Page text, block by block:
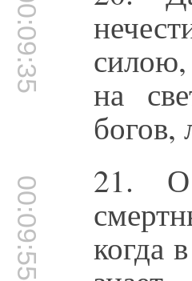
00:09:35 на
богов,
00:09:55 21. О
когда